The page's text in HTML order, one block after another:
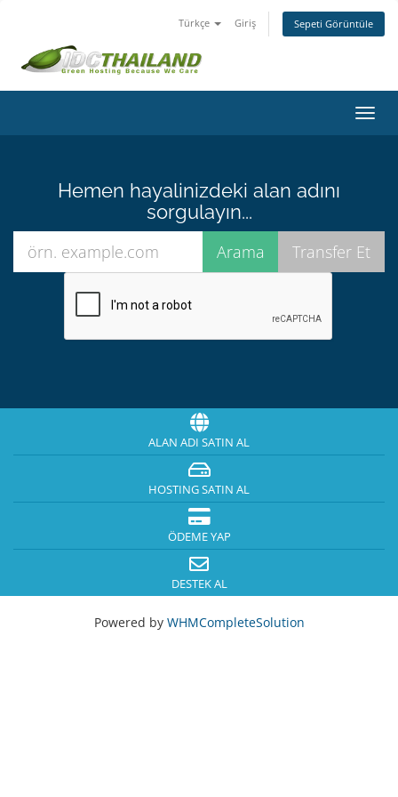
Türkçe Giriş Sepeti Görüntüle
Hemen hayalinizdeki alan adını
sorgulayın...
ALAN ADI SATIN AL
HOSTING SATIN AL
ÖDEME YAP
DESTEK AL
Powered by WHMCompleteSolution